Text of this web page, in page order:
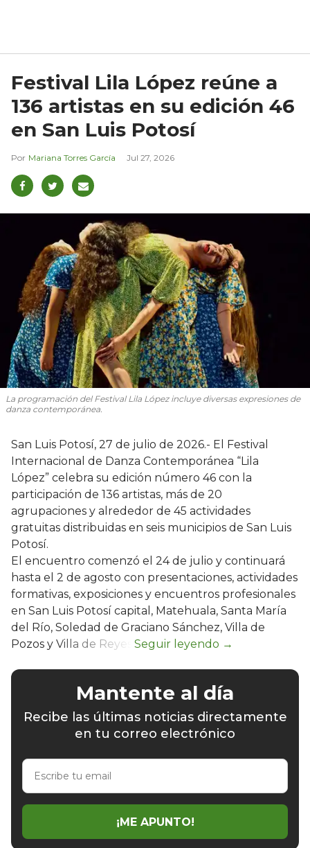
Festival Lila López reúne a
136 artistas en su edición 46
en San Luis Potosí
Mariana Torres García Jul 27, 2026
La programación del Festival Lila López incluye diversas expresiones de
danza contemporánea.
San Luis Potosí, 27 de julio de 2026.- El Festival
Internacional de Danza Contemporánea “Lila
López” celebra su edición número 46 con la
participación de 136 artistas, más de 20
agrupaciones y alrededor de 45 actividades
gratuitas distribuidas en seis municipios de San Luis
Potosí.
El encuentro comenzó el 24 de julio y continuará
hasta el 2 de agosto con presentaciones, actividades
formativas, exposiciones y encuentros profesionales
en San Luis Potosí capital, Matehuala, Santa María
del Río, Soledad de Graciano Sánchez, Villa de
Pozos y Villa de Reyes.
Mantente al día
Recibe las últimas noticias directamente
en tu correo electrónico
Escribe
email
¡ME APUNTO!